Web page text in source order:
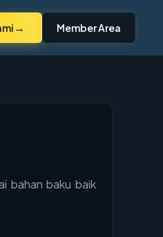
→ Member Area
bahan baku baik